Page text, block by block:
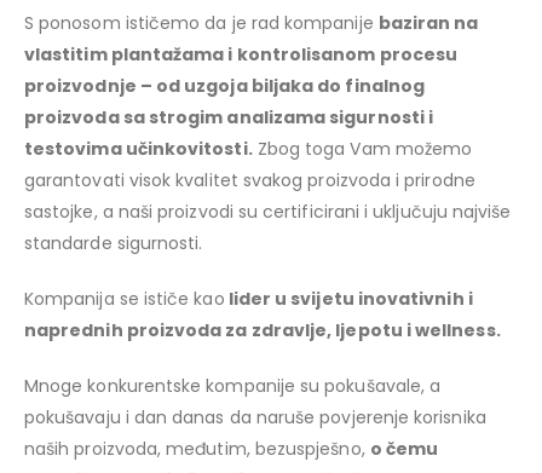
S ponosom ističemo da je rad kompanije baziran na
vlastitim plantažama i kontrolisanom procesu
proizvodnje – od uzgoja biljaka do finalnog
proizvoda sa strogim analizama sigurnosti i
testovima učinkovitosti.Zbog toga Vam možemo
garantovati visok kvalitet svakog proizvoda i prirodne
sastojke, a naši proizvodi su certificirani i uključuju najviše
standarde sigurnosti.
Kompanija se ističe kao lider u svijetu inovativnih i
naprednih proizvoda za zdravlje, ljepotu i wellness.
Mnoge konkurentske kompanije su pokušavale, a
pokušavaju i dan danas da naruše povjerenje korisnika
naših proizvoda, međutim, bezuspješno, o čemu